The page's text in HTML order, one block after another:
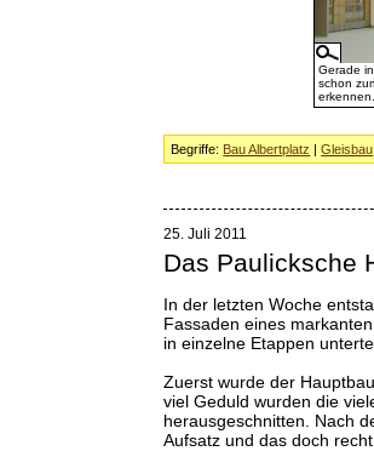
Gerade
schon
Begriffe: Bau Albertplatz |Gleisbau
25. Juli 2011
Das Paulicksche
In der letzten Woche
Fassaden eines
in einzelne Etappen
Zuerst wurde der
viel Geduld wurden die
herausgeschnitten. Nach
Aufsatz und das doch